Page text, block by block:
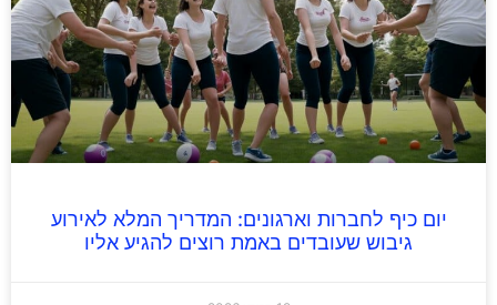
יום כיף לחברות וארגונים: המדריך המלא לאירוע
גיבוש שעובדים באמת רוצים להגיע אליו